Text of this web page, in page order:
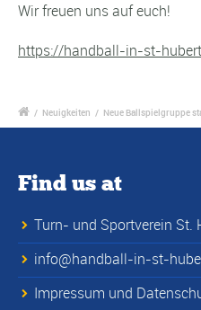
Wir freuen uns auf euch!
https://handball-in-st-
/ Neuigkeiten / Neue Ballspielgruppe
Find us at
Turn- und Sportverein St.
info@handball-in-st-
Impressum und